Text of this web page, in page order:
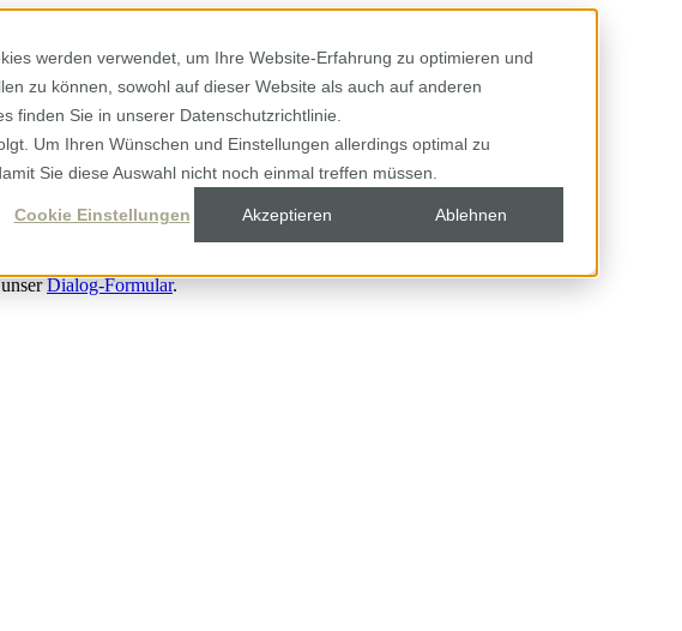
werden verwendet, um Ihre Website-Erfahrung zu optimieren und
zu können, sowohl auf dieser Website als auch auf anderen
finden Sie in unserer Datenschutzrichtlinie.
Um Ihren Wünschen und Einstellungen allerdings optimal zu
Sie diese Auswahl nicht noch einmal treffen müssen.
Cookie Einstellungen Akzeptieren Ablehnen
unserDialog-Formular.